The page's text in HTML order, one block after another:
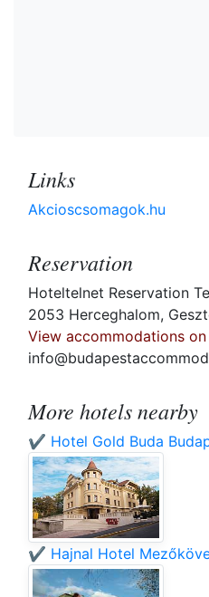
Links
Akcioscsomagok.hu
Reservation
Hoteltelnet Reservation
2053 Herceghalom,
View accommodations
More hotels nearby
✔️ Hotel Gold Buda
✔️ Hajnal Hotel